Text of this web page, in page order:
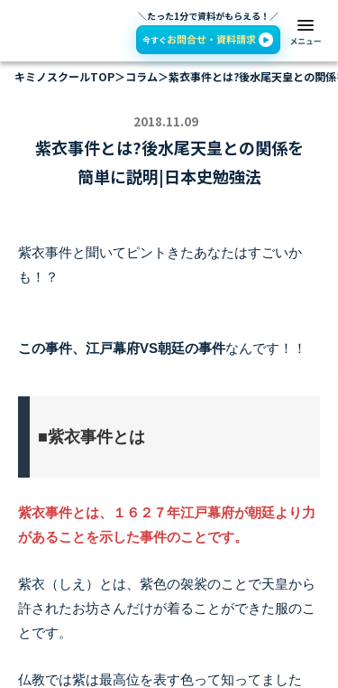
＼たった1分で資料がもらえる！／
キミノスクールTOP＞コラム＞紫衣事件とは?後水尾天皇との関
2018.11.09
紫衣事件とは?後水尾天皇との関係を
簡単に説明|日本史勉強法
紫衣事件と聞いてピントきたあなたはすごいか
も！？
この事件、江戸幕府VS朝廷の事件なんです！！
■紫衣事件とは
紫衣事件とは、１６２７年江戸幕府が朝廷より力
があることを示した事件のことです。
紫衣（しえ）とは、紫色の袈裟のことで天皇から
許されたお坊さんだけが着ることができた服のこ
とです。
仏教では紫は最高位を表す色って知ってました